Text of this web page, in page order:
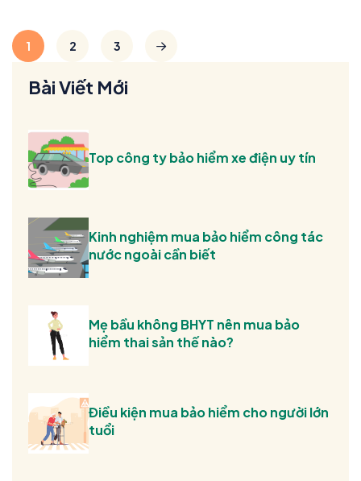
1 2 3
Bài Viết Mới
Top công ty bảo hiểm xe điện uy tín
Kinh nghiệm mua bảo hiểm công tác
nước ngoài cần biết
Mẹ bầu không BHYT nên mua bảo
hiểm thai sản thế nào?
Điều kiện mua bảo hiểm cho người lớn
tuổi